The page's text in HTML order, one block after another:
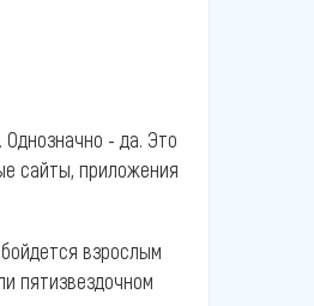
Однозначно - да. Это
сайты, приложения
взрослым
пятизвездочном